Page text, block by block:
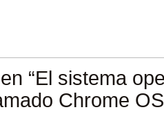
“El sistema
Chrome